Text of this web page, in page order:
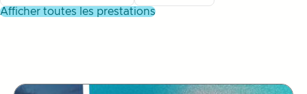
afficher toutes les prestations